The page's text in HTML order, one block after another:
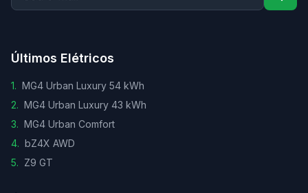
Últimos Elétricos
1. MG4 Urban Luxury 54 kWh
2. MG4 Urban Luxury 43 kWh
3. MG4 Urban Comfort
4. bZ4X AWD
5. Z9 GT